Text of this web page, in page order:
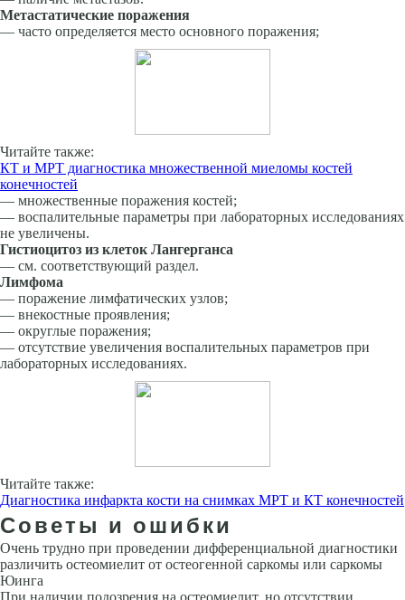
Метастатические поражения
— часто определяется место основного поражения;
Читайте также:
КТ и МРТ диагностика множественной миеломы костей
конечностей
— множественные поражения костей;
— воспалительные параметры при лабораторных исследованиях
не увеличены.
Гистиоцитоз из клеток Лангерганса
— см. соответствующий раздел.
Лимфома
— поражение лимфатических узлов;
— внекостные проявления;
— округлые поражения;
— отсутствие увеличения воспалительных параметров при
лабораторных исследованиях.
Читайте также:
Диагностика инфаркта кости на снимках МРТ и КТ конечностей
Советы и ошибки
Очень трудно при проведении дифференциальной диагностики
различить остеомиелит от остеогенной саркомы или саркомы
Юинга
При наличии подозрения на остеомиелит, но отсутствии